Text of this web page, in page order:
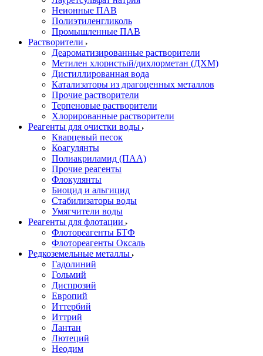
Неионные ПАВ
Полиэтиленгликоль
Промышленные ПАВ
Растворители
Деароматизированные растворители
Метилен хлористый/дихлорметан (ДХМ)
Дистиллированная вода
Катализаторы из драгоценных металлов
Прочие растворители
Терпеновые растворители
Хлорированные растворители
Реагенты для очистки воды
Кварцевый песок
Коагулянты
Полиакриламид (ПАА)
Прочие реагенты
Флокулянты
Биоцид и альгицид
Стабилизаторы воды
Умягчители воды
Реагенты для флотации
Флотореагенты БТФ
Флотореагенты Оксаль
Редкоземельные металлы
Гадолиний
Гольмий
Диспрозий
Европий
Иттербий
Иттрий
Лантан
Лютеций
Неодим